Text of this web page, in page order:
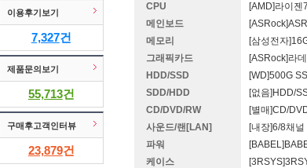
이용후기보기
7,327건
제품문의보기
55,713건
구매후고객인터뷰
23,879건
CPU
[AMD]라이
메인보드
메모리
[삼성전자
그래픽카드
[ASRock]라
HDD/SSD
[WD]500G
SDD/HDD
[없음]HDD/
CD/DVD/RW
[별매]CD/
사운드/랜[LAN]
[내장]6/8채
파워
케이스